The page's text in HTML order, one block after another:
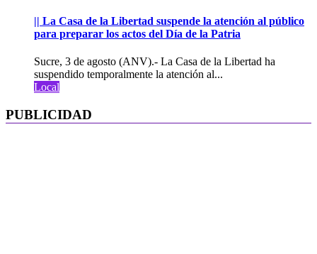
|| La Casa de la Libertad suspende la atención al público
para preparar los actos del Día de la Patria
Sucre, 3 de agosto (ANV).- La Casa de la Libertad ha
suspendido temporalmente la atención al...
Local
PUBLICIDAD